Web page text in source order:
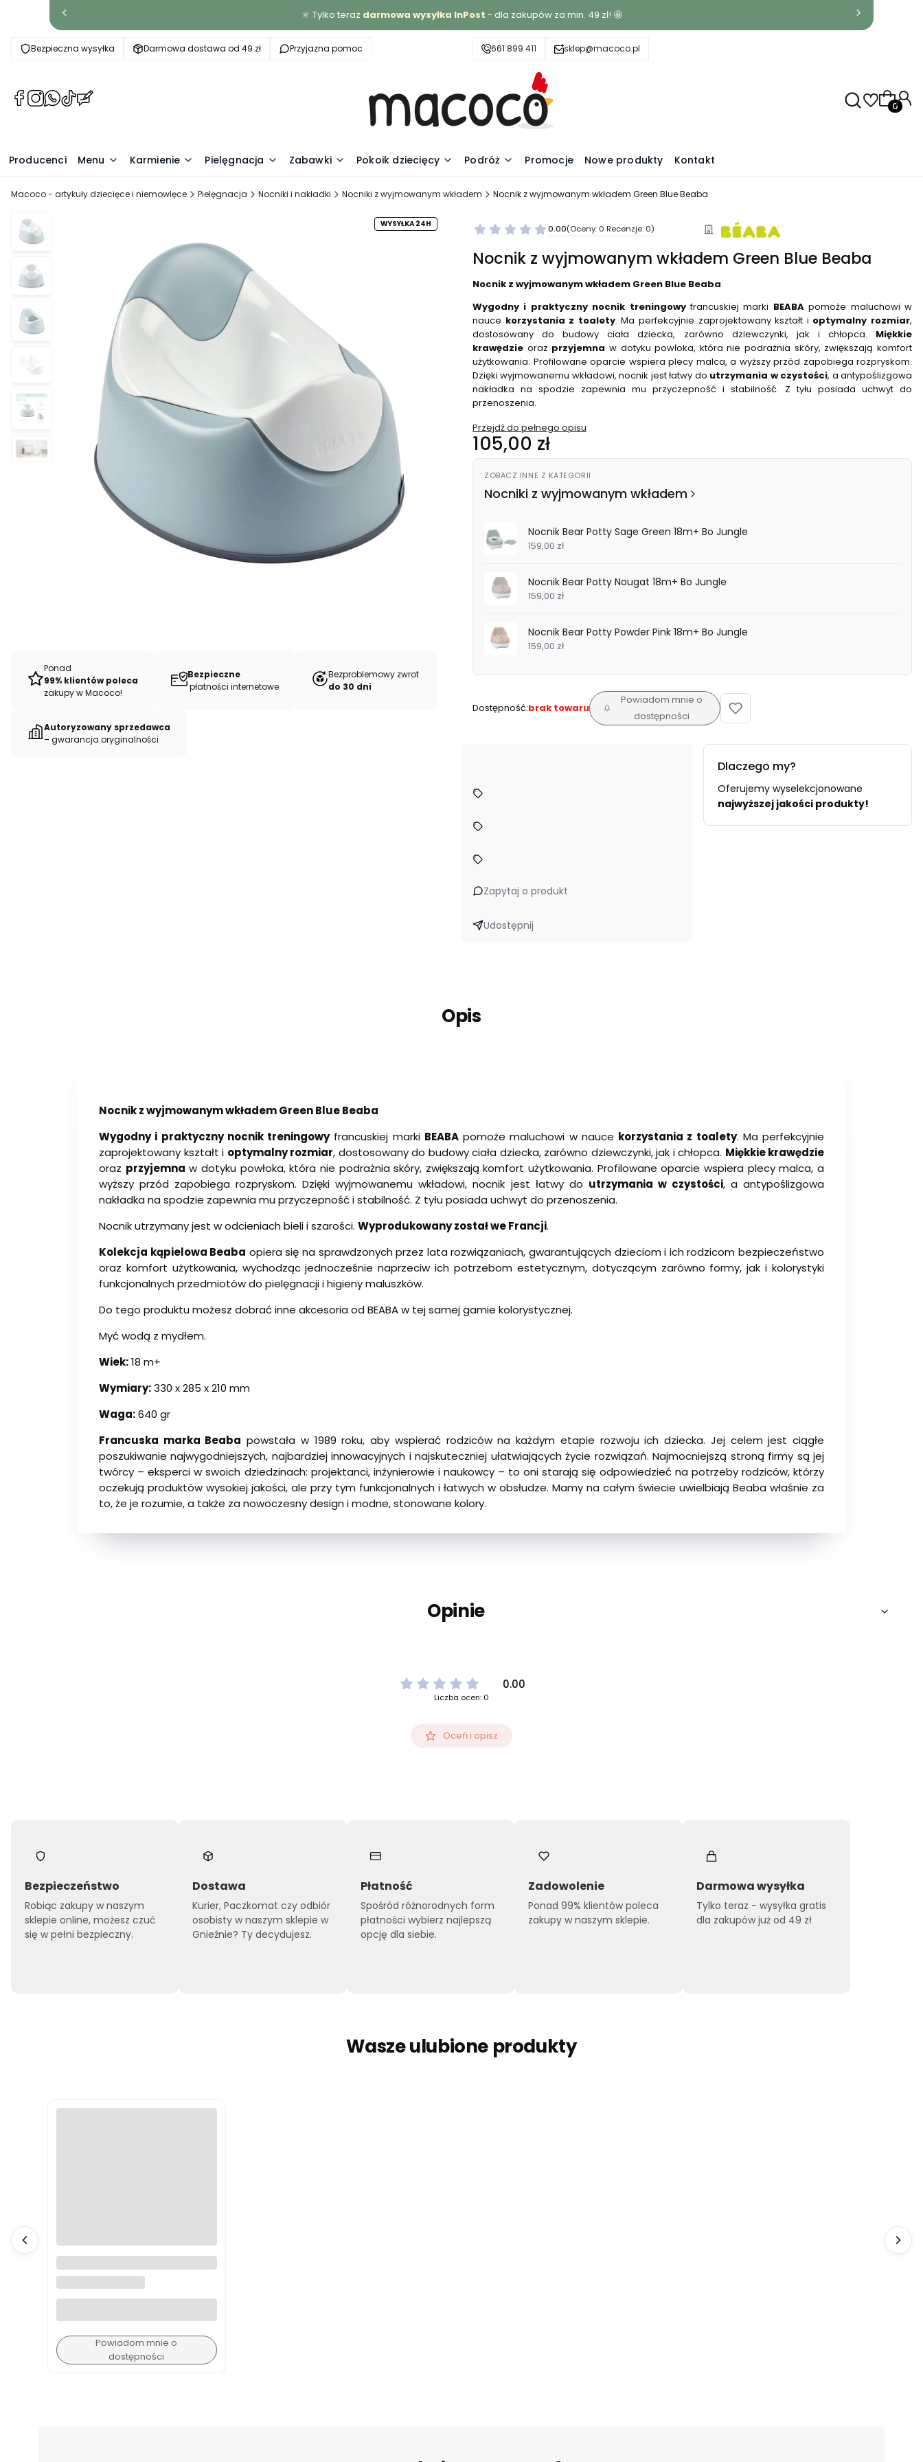
🔆 Tylko teraz darmowa wysyłka InPost - dla zakupów za min. 49 zł! 🤩
Bezpieczna wysyłka Darmowa dostawa od 49 zł Przyjazna pomoc 661 899 411 sklep@macoco.pl
(Otwiera
karcie)
(Otwiera
karcie)
(Otwiera
karcie)
(Otwiera
karcie)
(Otwiera
karcie)
Producenci Menu Karmienie Pielęgnacja Zabawki Pokoik dziecięcy Podróż Promocje Nowe produkty Kontakt
Macoco - artykuły dziecięce i niemowlęce Pielęgnacja Nocniki i nakładki Nocniki z wyjmowanym wkładem Nocnik z wyjmowanym wkładem Green Blue Beaba
Ponad
99% klientów poleca
zakupy w Macoco!
Bezpieczne
płatności internetowe
Bezproblemowy zwrot
do 30 dni
Autoryzowany sprzedawca
– gwarancja oryginalności
WYSYŁKA 24H 0.00(Oceny: 0 Recenzje: 0)
Nocnik z wyjmowanym wkładem Green Blue Beaba
Nocnik z wyjmowanym wkładem Green Blue Beaba
Wygodny i praktyczny nocnik treningowyfrancuskiej marki BEABApomoże maluchowi w
nauce korzystania z toalety. Ma perfekcyjnie zaprojektowany kształt i optymalny rozmiar,
dostosowany do budowy ciała dziecka, zarówno dziewczynki, jak i chłopca. Miękkie
krawędzie oraz przyjemna w dotyku powłoka, która nie podrażnia skóry, zwiększają komfort
użytkowania. Profilowane oparcie wspiera plecy malca, a wyższy przód zapobiega rozpryskom.
Dzięki wyjmowanemu wkładowi, nocnik jest łatwy do utrzymania w czystości, a antypoślizgowa
nakładka na spodzie zapewnia mu przyczepność i stabilność. Z tyłu posiada uchwyt do
przenoszenia.
Przejdź do pełnego opisu
Cena
105,00 zł
ZOBACZ INNE Z KATEGORII
Nocniki z wyjmowanym wkładem
Nocnik Bear Potty Sage Green 18m+ Bo Jungle
159,00 zł
Nocnik Bear Potty Nougat 18m+ Bo Jungle
159,00 zł
Nocnik Bear Potty Powder Pink 18m+ Bo Jungle
159,00 zł
Dostępność:brak towaru
Powiadom mnie o
dostępności
Zapytaj o produkt
Udostępnij
Dlaczego my?
Oferujemy wyselekcjonowane
najwyższej jakości produkty!
Opis
Nocnik z wyjmowanym wkładem Green Blue Beaba
Wygodny i praktyczny nocnik treningowyfrancuskiej marki BEABApomoże maluchowi w nauce korzystania z toalety. Ma perfekcyjnie
zaprojektowany kształt i optymalny rozmiar, dostosowany do budowy ciała dziecka, zarówno dziewczynki, jak i chłopca. Miękkie krawędzie
oraz przyjemna w dotyku powłoka, która nie podrażnia skóry, zwiększają komfort użytkowania. Profilowane oparcie wspiera plecy malca, a
wyższy przód zapobiega rozpryskom. Dzięki wyjmowanemu wkładowi, nocnik jest łatwy do utrzymania w czystości, a antypoślizgowa
nakładka na spodzie zapewnia mu przyczepność i stabilność. Z tyłu posiada uchwyt do przenoszenia.
Nocnik utrzymany jest w odcieniach bieli i szarości. Wyprodukowany został we Francji.
Kolekcja kąpielowa Beaba opiera się na sprawdzonych przez lata rozwiązaniach, gwarantujących dzieciom i ich rodzicom bezpieczeństwo
oraz komfort użytkowania, wychodząc jednocześnie naprzeciw ich potrzebom estetycznym, dotyczącym zarówno formy, jak i kolorystyki
funkcjonalnych przedmiotów do pielęgnacji i higieny maluszków.
Do tego produktu możesz dobrać inne akcesoria od BEABA w tej samej gamie kolorystycznej.
Myć wodą z mydłem.
Wiek:18 m+
Wymiary:330 x 285 x 210 mm
Waga:640 gr
Francuska marka Beaba powstała w 1989 roku, aby wspierać rodziców na każdym etapie rozwoju ich dziecka. Jej celem jest ciągłe
poszukiwanie najwygodniejszych, najbardziej innowacyjnych i najskuteczniej ułatwiających życie rozwiązań. Najmocniejszą stroną firmy są jej
twórcy – eksperci w swoich dziedzinach: projektanci, inżynierowie i naukowcy – to oni starają się odpowiedzieć na potrzeby rodziców, którzy
oczekują produktów wysokiej jakości, ale przy tym funkcjonalnych i łatwych w obsłudze. Mamy na całym świecie uwielbiają Beaba właśnie za
to, że je rozumie, a także za nowoczesny design i modne, stonowane kolory.
Opinie
0.00
Liczba ocen: 0
Oceń i opisz
Bezpieczeństwo
Robiąc zakupy w naszym
sklepie online, możesz czuć
się w pełni bezpieczny.
Dostawa
Kurier, Paczkomat czy odbiór
osobisty w naszym sklepie w
Gnieźnie? Ty decydujesz.
Płatność
Spośród różnorodnych form
płatności wybierz najlepszą
opcję dla siebie.
Zadowolenie
Ponad 99% klientów poleca
zakupy w naszym sklepie.
Darmowa wysyłka
Tylko teraz - wysyłka gratis
dla zakupów już od 49 zł
Wasze ulubione produkty
Fuschia Original Duckhead
Powiadom mnie o
dostępności